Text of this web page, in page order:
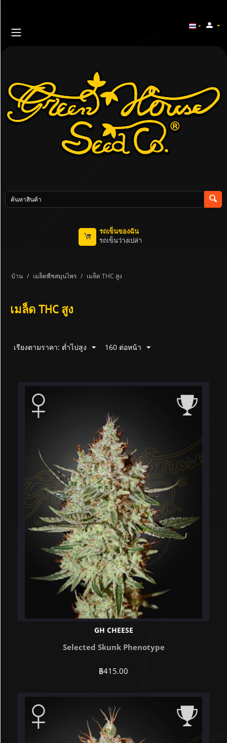
รถเข็นของฉัน
รถเข็นว่างเปล่า
บ้าน / เมล็ดพืชสมุนไพร / เมล็ด THC สูง
เมล็ด THC สูง
เรียงตามราคา: ต่ำไปสูง 160 ต่อหน้า
GH CHEESE
Selected Skunk Phenotype
฿415.00